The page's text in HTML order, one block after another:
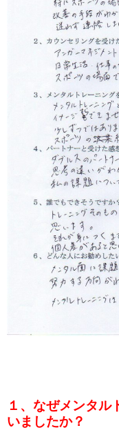
１、なぜメンタル
いましたか？